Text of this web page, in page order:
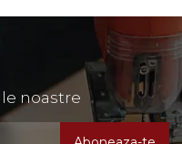
noastre